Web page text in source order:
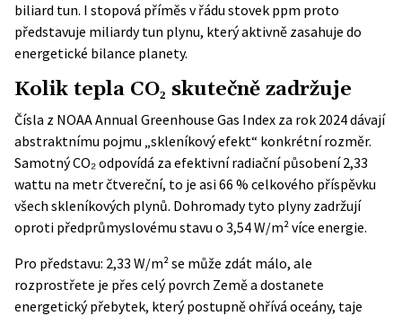
biliard tun. I stopová příměs v řádu stovek ppm proto
představuje miliardy tun plynu, který aktivně zasahuje do
energetické bilance planety.
Kolik tepla CO₂ skutečně zadržuje
Čísla z NOAA Annual Greenhouse Gas Index za rok 2024 dávají
abstraktnímu pojmu „skleníkový efekt“ konkrétní rozměr.
Samotný CO₂ odpovídá za efektivní radiační působení 2,33
wattu na metr čtvereční, to je asi 66 % celkového příspěvku
všech skleníkových plynů. Dohromady tyto plyny zadržují
oproti předprůmyslovému stavu o 3,54 W/m² více energie.
Pro představu: 2,33 W/m² se může zdát málo, ale
rozprostřete je přes celý povrch Země a dostanete
energetický přebytek, který postupně ohřívá oceány, taje